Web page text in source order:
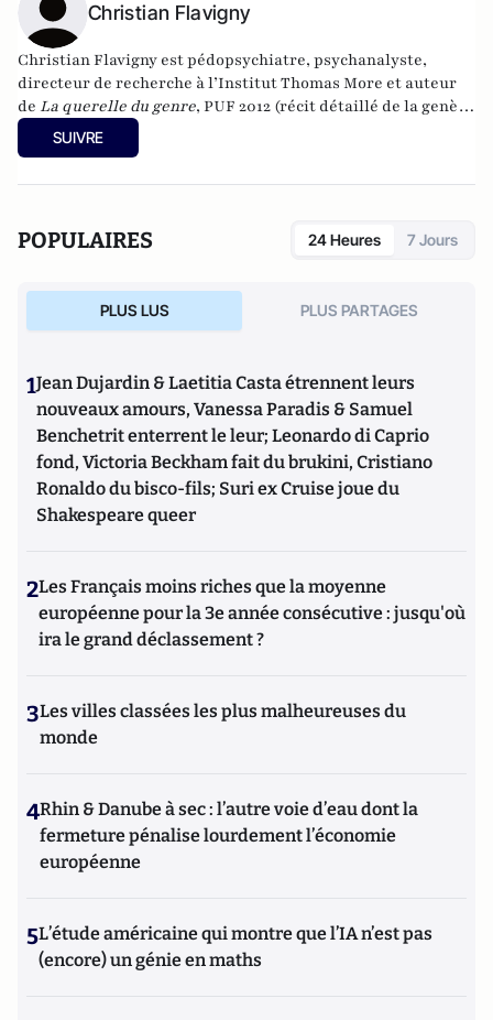
Christian Flavigny
Christian Flavigny est pédopsychiatre, psychanalyste,
directeur de recherche à l’Institut Thomas More et auteur
de La querelle du genre, PUF 2012 (récit détaillé de la genèse
de la notion de “genre”) ;
contre l’américanisation des soins aux enfants
SUIVRE
POPULAIRES 24 Heures 7 Jours
PLUS LUS PLUS PARTAGES
1Jean Dujardin & Laetitia Casta étrennent leurs
nouveaux amours, Vanessa Paradis & Samuel
Benchetrit enterrent le leur; Leonardo di Caprio
fond, Victoria Beckham fait du brukini, Cristiano
Ronaldo du bisco-fils; Suri ex Cruise joue du
Shakespeare queer
2Les Français moins riches que la moyenne
européenne pour la 3e année consécutive : jusqu'où
ira le grand déclassement ?
3Les villes classées les plus malheureuses du
monde
4Rhin & Danube à sec : l’autre voie d’eau dont la
fermeture pénalise lourdement l’économie
européenne
5L’étude américaine qui montre que l’IA n’est pas
(encore) un génie en maths